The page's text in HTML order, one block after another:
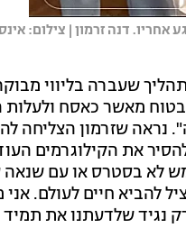
אחריו. דנה זרמון | צילום:
שעברה בליווי
מאשר כאסח
נראה שזרמון הצליחה
את הקילוגרמים
לא בסטרס או עם שנאה
להביא חיים לעולם.
נגיד שלדעתנו את